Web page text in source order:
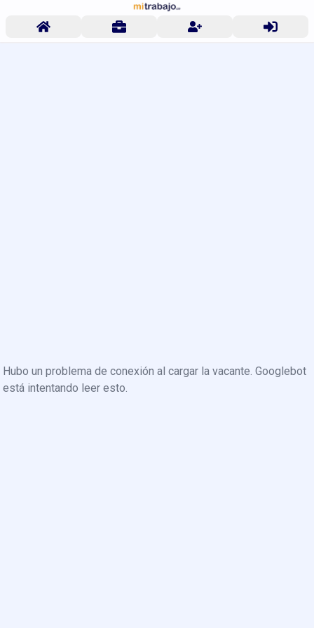
Hubo un problema de conexión al cargar la vacante. Googlebot
está intentando leer esto.